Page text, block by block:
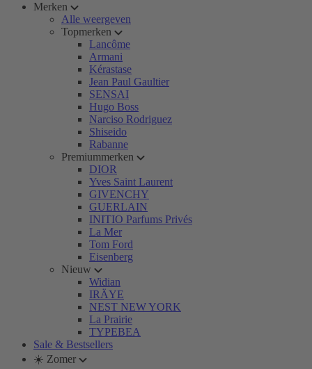
Merken
Alle weergeven
Topmerken
Lancôme
Armani
Kérastase
Jean Paul Gaultier
SENSAI
Hugo Boss
Narciso Rodriguez
Shiseido
Rabanne
Premiummerken
DIOR
Yves Saint Laurent
GIVENCHY
GUERLAIN
INITIO Parfums Privés
La Mer
Tom Ford
Eisenberg
Nieuw
Widian
IRÄYE
NEST NEW YORK
La Prairie
TYPEBEA
Sale & Bestsellers
☀️ Zomer